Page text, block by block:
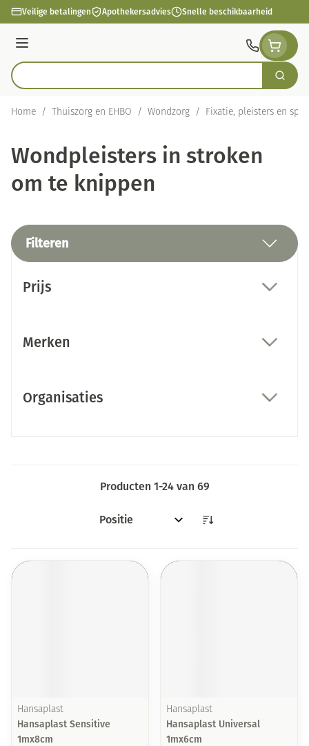
Ga naar de inhoud
Veilige betalingen Apothekersadvies Snelle beschikbaarheid
Menu
Product, merk, categorie... Zoek
Home / Thuiszorg en EHBO / Wondzorg / Fixatie, pleisters en
Wondpleisters in stroken
om te knippen
Filteren
Prijs
Merken
Organisaties
Producten 1-24van 69
Sorteer op:
Hansaplast
Hansaplast Sensitive
1mx8cm
Hansaplast
Hansaplast Universal
1mx6cm